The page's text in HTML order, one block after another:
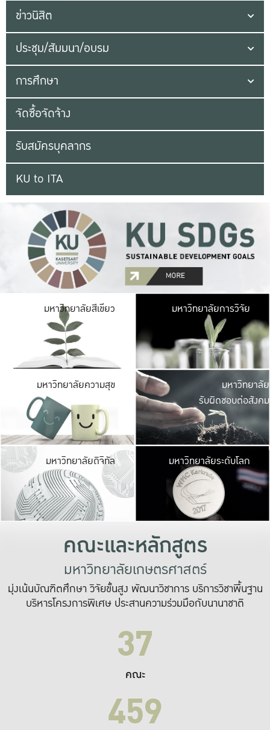
ข่าวนิสิต
ประชุม/สัมมนา/อบรม
การศึกษา
จัดซื้อจัดจ้าง
รับสมัครบุคลากร
KU to ITA
มหาวิทยาลัยสีเขียว มหาวิ
มีพื้นที่เขียวสดใส
เป็นป่าในเมือง เกษต
มหาวิทยาลัยการวิจัย
มหาวิทยาลัยความสุข มหาวิ
ค
เปิดประ
และพบเรื่องราวใ
มหาวิทยาลัย
รับผิดชอบต่อสังคม
มหาวิทยาลัยดิจิทัล มหาวิ
เปลี่ยนแปลง แล
เพื่อทำง
ระบบสารสนเทศ
มหาวิทยาลัยระดับโลก
คณะและหลักสูตร
มหาวิทยาลัยเกษตรศาสตร์
มุ่งเน้นบัณฑิตศึกษา วิจัยขั้นสูง พัฒนาวิชาการ บริการวิชาพื้นฐาน
บริหารโครงการพิเศษ ประสานความร่วมมือกับนานาชาติ
37
คณะ
459